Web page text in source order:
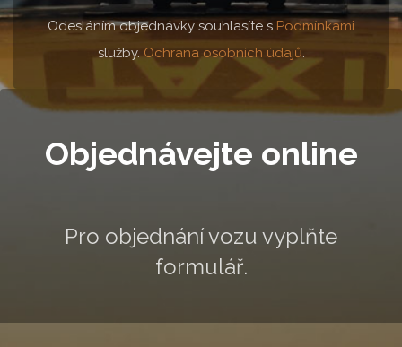
Odesláním objednávky souhlasíte s Podmínkami
služby. Ochrana osobních údajů.
Objednávejte online
Pro objednání vozu vyplňte
formulář.
Pov